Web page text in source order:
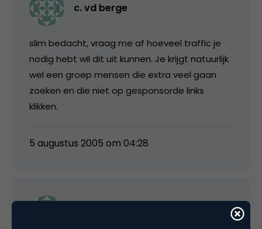
c. vd berge
slim bedacht, vraag me af hoeveel traffic je
nodig hebt wil dit uit kunnen. Je krijgt natuurlijk
wel een groep mensen die extra veel gaan
zoeken en die niet op gesponsorde links
klikken.
5 augustus 2005 om 04:28